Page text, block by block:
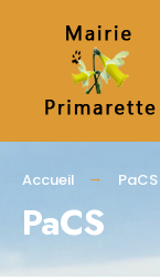
Accueil PaCS
PaCS